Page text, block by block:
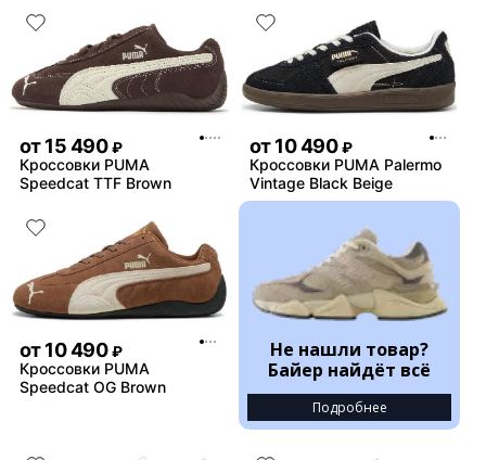
от15 490 ₽
Кроссовки PUMA
Speedcat TTF Brown
от10 490 ₽
Кроссовки PUMA Palermo
Vintage Black Beige
от10 490 ₽
Кроссовки PUMA
Speedcat OG Brown
Не нашли товар?
Байер найдёт всё
Подробнее